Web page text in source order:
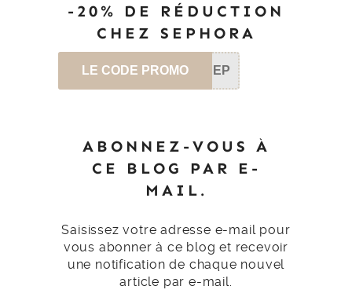
-20% DE RÉDUCTION
CHEZ SEPHORA
LE CODE PROMO SEP
ABONNEZ-VOUS À
CE BLOG PAR E-
MAIL.
Saisissez votre adresse e-mail pour
vous abonner à ce blog et recevoir
une notification de chaque nouvel
article par e-mail.